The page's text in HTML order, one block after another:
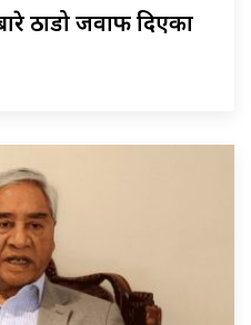
ठाडो जवाफ दिएका